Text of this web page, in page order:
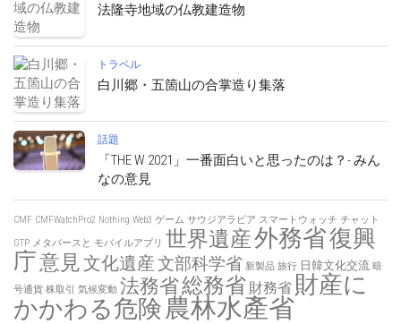
法隆寺地域の仏教建造物
トラベル
白川郷・五箇山の合掌造り集落
話題
「THE W 2021」一番面白いと思ったのは？- みん
なの意見
CMF CMFWatchPro2 Nothing Web3 ゲーム サウジアラビア スマートウォッチ チャット
GTP メタバースと モバイルアプリ 世界遺産外務省復興
庁意見文化遺産文部科学省 新製品 旅行 日韓文化交流 暗
号通貨 株取引 気候変動 法務省総務省 財務省 財産に
かかわる危険 農林水產省